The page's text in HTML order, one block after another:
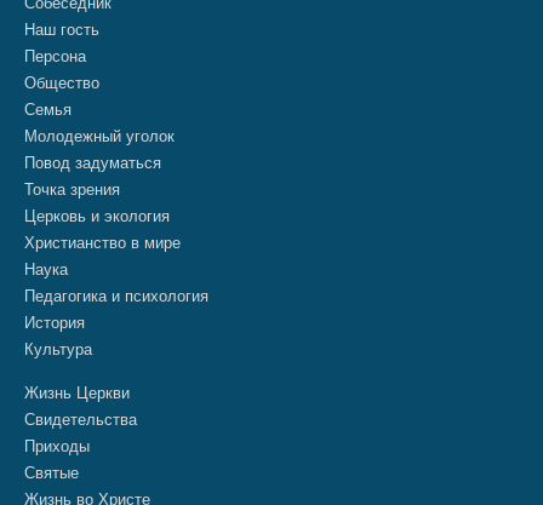
Наш гость
Персона
Общество
Семья
Молодежный уголок
Повод задуматься
Точка зрения
Церковь и экология
Христианство в мире
Наука
Педагогика и психология
История
Культура
Жизнь Церкви
Свидетельства
Приходы
Святые
Жизнь во Христе